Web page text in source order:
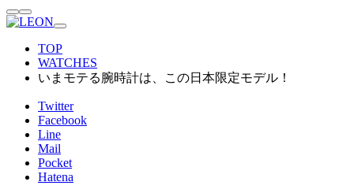
TOP
WATCHES
いまモテる腕時計は、この日本限定モデル！
Twitter
Facebook
Line
Mail
Pocket
Hatena